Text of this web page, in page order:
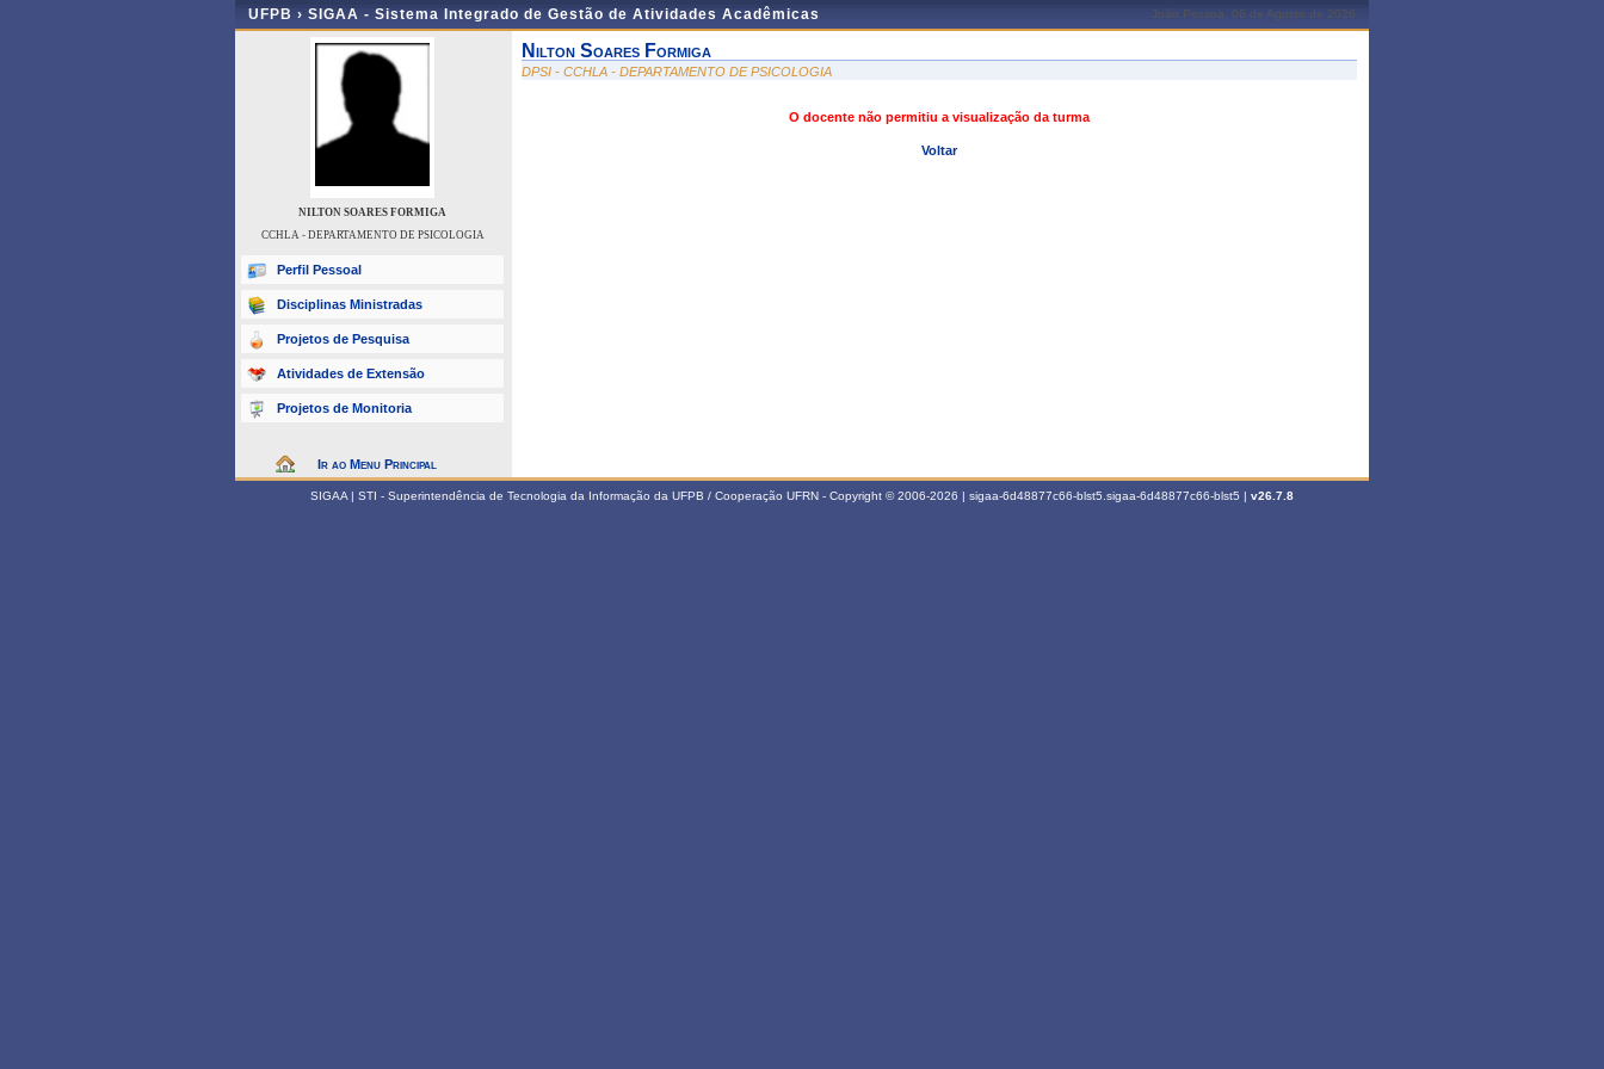
UFPB › SIGAA - Sistema Integrado de Gestão de Atividades Acadêmicas João Pessoa, 06 de Agosto de 2026
NILTON SOARES FORMIGA
CCHLA - DEPARTAMENTO DE PSICOLOGIA
Perfil Pessoal
Disciplinas Ministradas
Projetos de Pesquisa
Atividades de Extensão
Projetos de Monitoria
Ir ao Menu Principal
Nilton Soares Formiga
DPSI - CCHLA - DEPARTAMENTO DE PSICOLOGIA
O docente não permitiu a visualização da turma
Voltar
SIGAA | STI - Superintendência de Tecnologia da Informação da UFPB / Cooperação UFRN - Copyright © 2006-2026 | sigaa-6d48877c66-blst5.sigaa-6d48877c66-blst5 | v26.7.8